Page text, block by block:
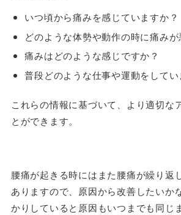
いつ頃から痛みを感じていますか？
どのような体勢や動作の時に痛みが
痛みはどのような感じですか？
普段どのような仕事や運動をしてい
これらの情報に基づいて、より適切な
とができます。
腰痛が起きる時にはまた腰痛が繰り返
ありますので、原因から改善したいか
かりしていると原因もいつまでも同じ